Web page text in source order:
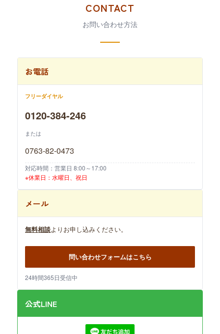
CONTACT
お問い合わせ方法
お電話
フリーダイヤル
0120-384-246
または
0763-82-0473
対応時間：営業日 8:00～17:00
※休業日：水曜日、祝日
メール
無料相談よりお申し込みください。
問い合わせフォームはこちら
24時間365日受信中
公式LINE